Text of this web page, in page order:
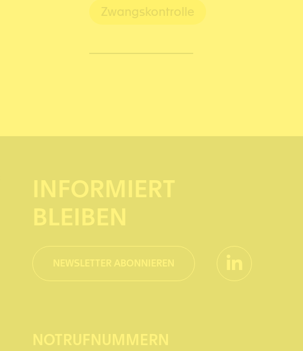
Zwangskontrolle
INFORMIERT
BLEIBEN
NEWSLETTER ABONNIEREN
NOTRUFNUMMERN